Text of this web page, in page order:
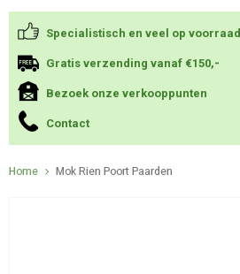
Specialistisch en veel op voorraad
Gratis verzending vanaf €150,-
Bezoek onze verkooppunten
Contact
Home Mok Rien Poort Paarden